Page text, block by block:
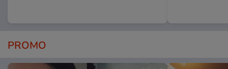
PROMO